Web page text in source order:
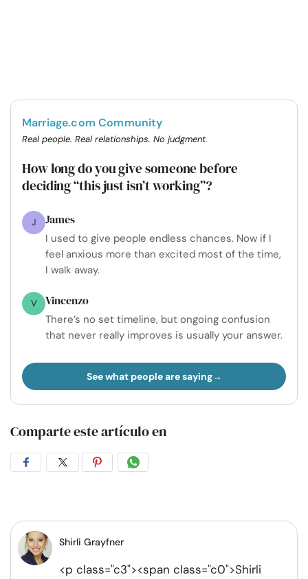
Marriage.com Community
Real people. Real relationships. No judgment.
How long do you give someone before
deciding “this just isn’t working”?
J James
I used to give people endless chances. Now if I
feel anxious more than excited most of the time,
I walk away.
V Vincenzo
There’s no set timeline, but ongoing confusion
that never really improves is usually your answer.
See what people are saying
Comparte este artículo en
CompartirCompartirCompartirCompartir
Shirli Grayfner
<p class="c3"><span class="c0">Shirli